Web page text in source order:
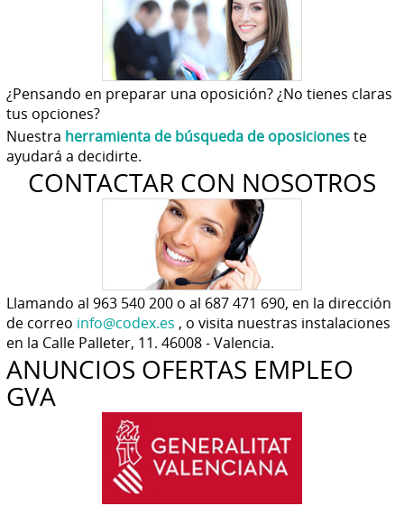
¿Pensando en preparar una oposición? ¿No tienes claras
tus opciones?
Nuestra herramienta de búsqueda de oposicioneste
ayudará a decidirte.
CONTACTAR CON NOSOTROS
Llamando al 963 540 200 o al 687 471 690, en la dirección
de correo info@codex.es , o visita nuestras instalaciones
en la Calle Palleter, 11. 46008 - Valencia.
ANUNCIOS OFERTAS EMPLEO
GVA